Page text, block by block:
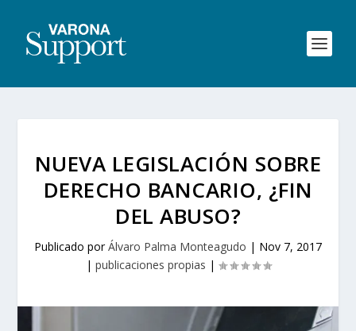
NUEVA LEGISLACIÓN SOBRE
DERECHO BANCARIO, ¿FIN
DEL ABUSO?
Publicado porÁlvaro Palma Monteagudo | Nov 7, 2017
| publicaciones propias |